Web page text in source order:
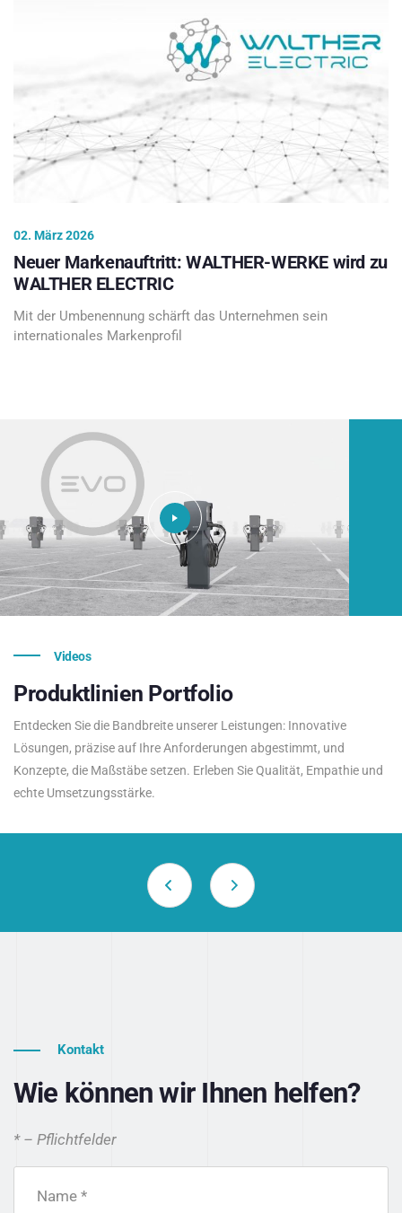
02. März 2026
Neuer Markenauftritt: WALTHER-WERKE wird zu
WALTHER ELECTRIC
Mit der Umbenennung schärft das Unternehmen sein
internationales Markenprofil
Videos
Produktlinien Portfolio
Entdecken Sie die Bandbreite unserer Leistungen: Innovative
Lösungen, präzise auf Ihre Anforderungen abgestimmt, und
Konzepte, die Maßstäbe setzen. Erleben Sie Qualität, Empathie und
echte Umsetzungsstärke.
Kontakt
Wie können wir Ihnen helfen?
* – Pflichtfelder
Name *